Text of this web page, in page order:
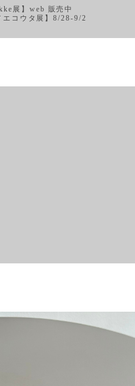
展】web 販売中
エコウタ展】8/28-9/2